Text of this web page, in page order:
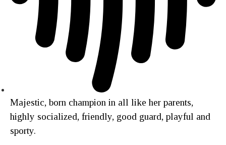
Majestic, born champion in all like her parents,
highly socialized, friendly, good guard, playful and
sporty.